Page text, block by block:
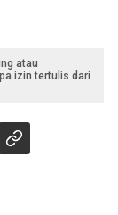
atau
izin tertulis dari